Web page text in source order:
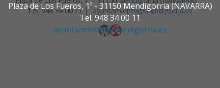
Plaza de Los Fueros, 1º - 31150 Mendigorria (NAVARRA)
Tel. 948 34 00 11
ayuntamiento@mendigorria.es
Tel. 948 34 00 11
ayuntamiento@mendigorria.es